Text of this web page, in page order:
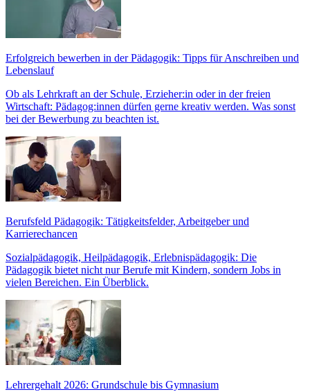
Erfolgreich bewerben in der Pädagogik: Tipps für Anschreiben und
Lebenslauf
Ob als Lehrkraft an der Schule, Erzieher:in oder in der freien
Wirtschaft: Pädagog:innen dürfen gerne kreativ werden. Was sonst
bei der Bewerbung zu beachten ist.
Berufsfeld Pädagogik: Tätigkeitsfelder, Arbeitgeber und
Karrierechancen
Sozialpädagogik, Heilpädagogik, Erlebnispädagogik: Die
Pädagogik bietet nicht nur Berufe mit Kindern, sondern Jobs in
vielen Bereichen. Ein Überblick.
Lehrergehalt 2026: Grundschule bis Gymnasium